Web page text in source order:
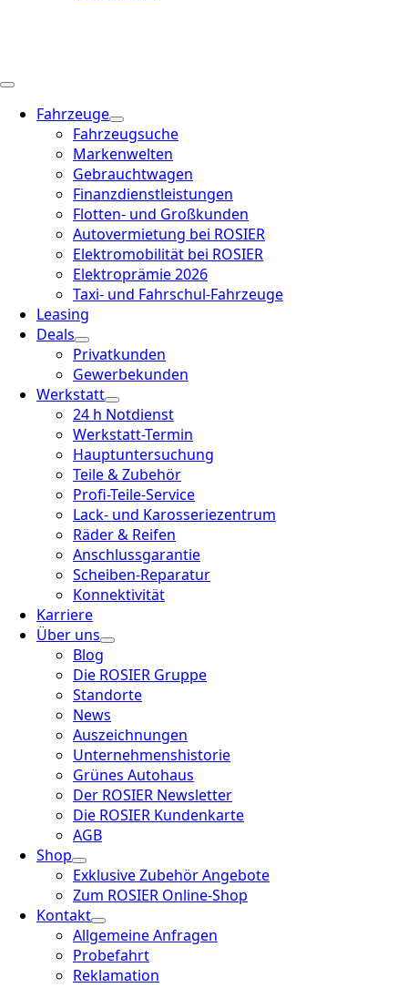
Fahrzeuge
Fahrzeugsuche
Markenwelten
Gebrauchtwagen
Finanzdienstleistungen
Flotten- und Großkunden
Autovermietung bei ROSIER
Elektromobilität bei ROSIER
Elektroprämie 2026
Taxi- und Fahrschul-Fahrzeuge
Leasing
Deals
Privatkunden
Gewerbekunden
Werkstatt
24 h Notdienst
Werkstatt-Termin
Hauptuntersuchung
Teile & Zubehör
Profi-Teile-Service
Lack- und Karosseriezentrum
Räder & Reifen
Anschlussgarantie
Scheiben-Reparatur
Konnektivität
Karriere
Über uns
Blog
Die ROSIER Gruppe
Standorte
News
Auszeichnungen
Unternehmenshistorie
Grünes Autohaus
Der ROSIER Newsletter
Die ROSIER Kundenkarte
AGB
Shop
Exklusive Zubehör Angebote
Zum ROSIER Online-Shop
Kontakt
Allgemeine Anfragen
Probefahrt
Reklamation